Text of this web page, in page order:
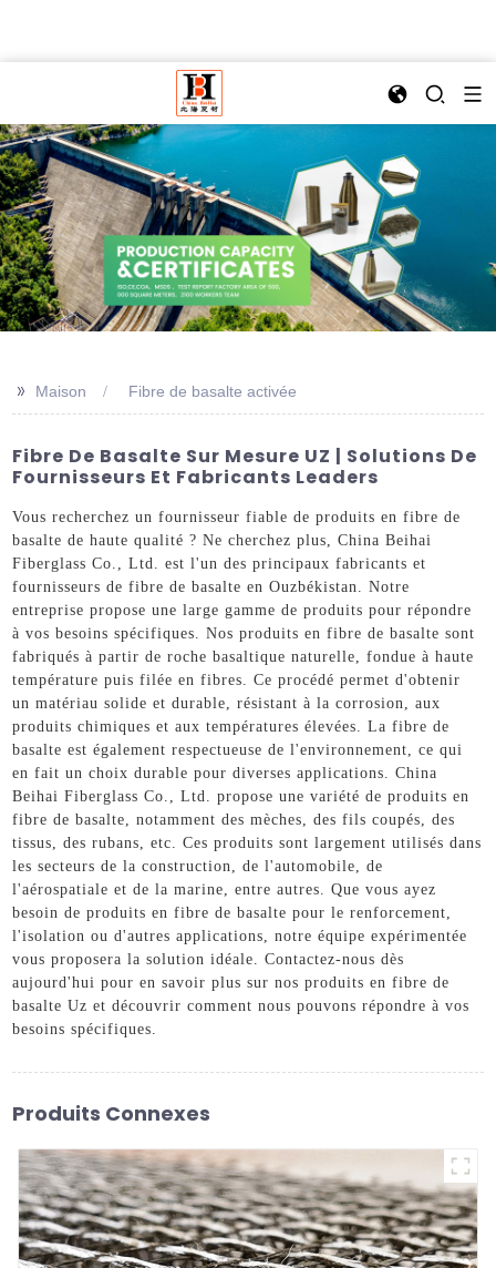
>> Maison Fibre de basalte activée
Fibre De Basalte Sur Mesure UZ | Solutions De
Fournisseurs Et Fabricants Leaders
Vous recherchez un fournisseur fiable de produits en fibre de
basalte de haute qualité ? Ne cherchez plus, China Beihai
Fiberglass Co., Ltd. est l'un des principaux fabricants et
fournisseurs de fibre de basalte en Ouzbékistan. Notre
entreprise propose une large gamme de produits pour répondre
à vos besoins spécifiques. Nos produits en fibre de basalte sont
fabriqués à partir de roche basaltique naturelle, fondue à haute
température puis filée en fibres. Ce procédé permet d'obtenir
un matériau solide et durable, résistant à la corrosion, aux
produits chimiques et aux températures élevées. La fibre de
basalte est également respectueuse de l'environnement, ce qui
en fait un choix durable pour diverses applications. China
Beihai Fiberglass Co., Ltd. propose une variété de produits en
fibre de basalte, notamment des mèches, des fils coupés, des
tissus, des rubans, etc. Ces produits sont largement utilisés dans
les secteurs de la construction, de l'automobile, de
l'aérospatiale et de la marine, entre autres. Que vous ayez
besoin de produits en fibre de basalte pour le renforcement,
l'isolation ou d'autres applications, notre équipe expérimentée
vous proposera la solution idéale. Contactez-nous dès
aujourd'hui pour en savoir plus sur nos produits en fibre de
basalte Uz et découvrir comment nous pouvons répondre à vos
besoins spécifiques.
Produits Connexes